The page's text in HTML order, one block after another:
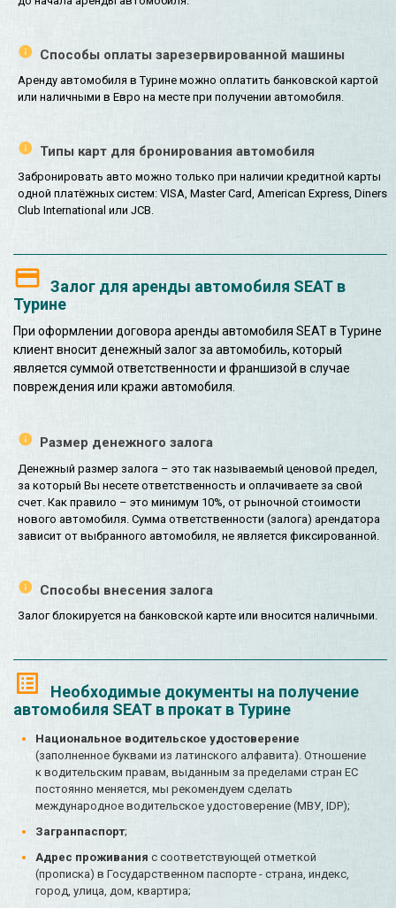
Способы оплаты зарезервированной машины
Аренду автомобиля в Турине можно оплатить банковской картой
или наличными в Евро на месте при получении автомобиля.
Типы карт для бронирования автомобиля
Забронировать авто можно только при наличии кредитной карты
одной платёжных систем: VISA, Master Card, American Express, Diners
Club International или JCB.
Залог для аренды автомобиля SEAT в
Турине
При оформлении договора аренды автомобиля SEAT в Турине
клиент вносит денежный залог за автомобиль, который
является суммой ответственности и франшизой в случае
повреждения или кражи автомобиля.
Размер денежного залога
Денежный размер залога – это так называемый ценовой предел,
за который Вы несете ответственность и оплачиваете за свой
счет. Как правило – это минимум 10%, от рыночной стоимости
нового автомобиля. Сумма ответственности (залога) арендатора
зависит от выбранного автомобиля, не является фиксированной.
Способы внесения залога
Залог блокируется на банковской карте или вносится наличными.
Необходимые документы на получение
автомобиля SEAT в прокат в Турине
Национальное водительское удостоверение
(заполненное буквами из латинского алфавита). Отношение
к водительским правам, выданным за пределами стран ЕС
постоянно меняется, мы рекомендуем сделать
международное водительское удостоверение (МВУ, IDP);
Загранпаспорт;
Адрес проживания с соответствующей отметкой
(прописка) в Государственном паспорте - страна, индекс,
город, улица, дом, квартира;